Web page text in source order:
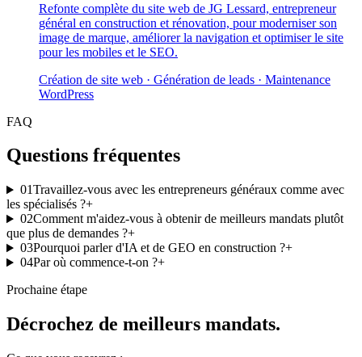
Refonte complète du site web de JG Lessard, entrepreneur
général en construction et rénovation, pour moderniser son
image de marque, améliorer la navigation et optimiser le site
pour les mobiles et le SEO.
Création de site web · Génération de leads · Maintenance
WordPress
FAQ
Questions fréquentes
01Travaillez-vous avec les entrepreneurs généraux comme avec
les spécialisés ?+
02Comment m'aidez-vous à obtenir de meilleurs mandats plutôt
que plus de demandes ?+
03Pourquoi parler d'IA et de GEO en construction ?+
04Par où commence-t-on ?+
Prochaine étape
Décrochez de meilleurs mandats.